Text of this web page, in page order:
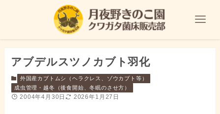
アブデルスツノカブト羽化
外国産カブトムシ（ヘラクレス、ゾウカブト等）
成虫管理・越冬（後食開始、冬眠のさせ方）
2004年4月30日 2026年1月27日